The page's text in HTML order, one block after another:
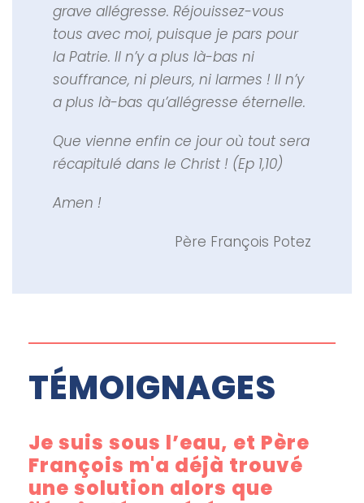
grave allégresse. Réjouissez-vous
tous avec moi, puisque je pars pour
la Patrie. Il n’y a plus là-bas ni
souffrance, ni pleurs, ni larmes ! Il n’y
a plus là-bas qu’allégresse éternelle.
Que vienne enfin ce jour où tout sera
récapitulé dans le Christ ! (Ep 1,10)
Amen !
Père François Potez
TÉMOIGNAGES
Je suis sous l’eau, et Père
François m'a déjà trouvé
une solution alors que